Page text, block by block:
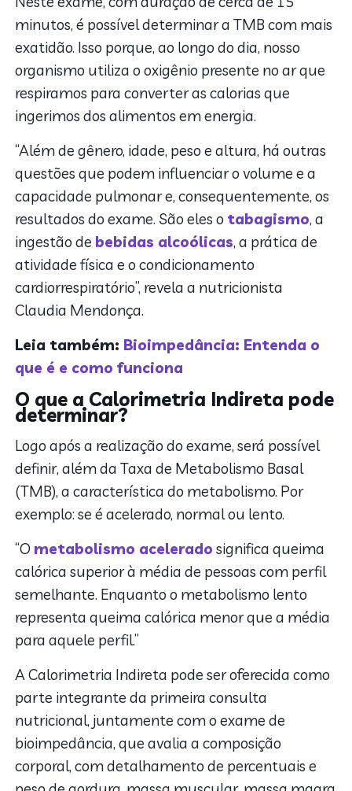
minutos, é possível determinar a TMB com mais
exatidão. Isso porque, ao longo do dia, nosso
organismo utiliza o oxigênio presente no ar que
respiramos para converter as calorias que
ingerimos dos alimentos em energia.
“Além de gênero, idade, peso e altura, há outras
questões que podem influenciar o volume e a
capacidade pulmonar e, consequentemente, os
resultados do exame. São eles o tabagismo, a
ingestão de bebidas alcoólicas, a prática de
atividade física e o condicionamento
cardiorrespiratório”, revela a nutricionista
Claudia Mendonça.
Leia também: Bioimpedância: Entenda o
que é e como funciona
O que a Calorimetria Indireta pode
determinar?
Logo após a realização do exame, será possível
definir, além da Taxa de Metabolismo Basal
(TMB), a característica do metabolismo. Por
exemplo: se é acelerado, normal ou lento.
“O metabolismo acelerado significa queima
calórica superior à média de pessoas com perfil
semelhante. Enquanto o metabolismo lento
representa queima calórica menor que a média
para aquele perfil.”
A Calorimetria Indireta pode ser oferecida como
parte integrante da primeira consulta
nutricional, juntamente com o exame de
bioimpedância, que avalia a composição
corporal, com detalhamento de percentuais e